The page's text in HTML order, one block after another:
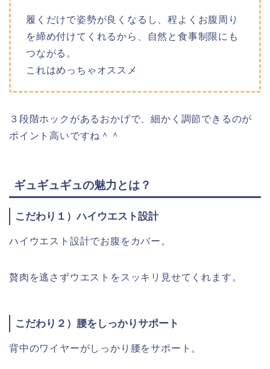
履くだけで姿勢が良くなるし、程よくお腹周り
を締め付けてくれるから、自然と食事制限にも
つながる。
これはめっちゃオススメ
３段階ホックがあるおかげで、細かく調節できるのが
ポイント高いですね＾＾
ギュギュギュの魅力とは？
こだわり１）ハイウエスト設計
ハイウエスト設計でお腹をカバー。
贅肉を逃さずウエストをスッキリ見せてくれます。
こだわり２）腰をしっかりサポート
背中のワイヤーがしっかり腰をサポート。